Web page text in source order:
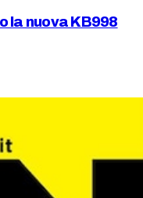
la nuova KB998